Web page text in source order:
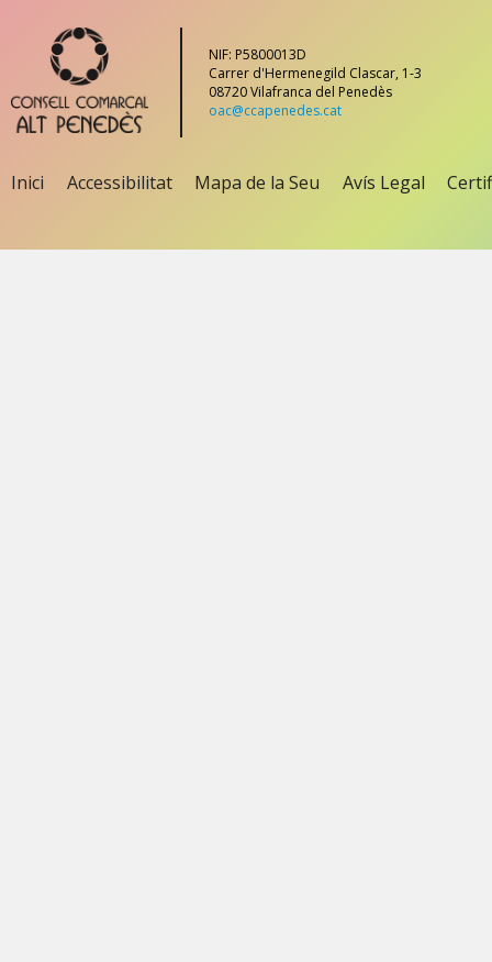
NIF: P5800013D
Carrer d'Hermenegild Clascar, 1-3
08720 Vilafranca del Penedès
oac@ccapenedes.cat
Inici Accessibilitat Mapa de la Seu Avís Legal